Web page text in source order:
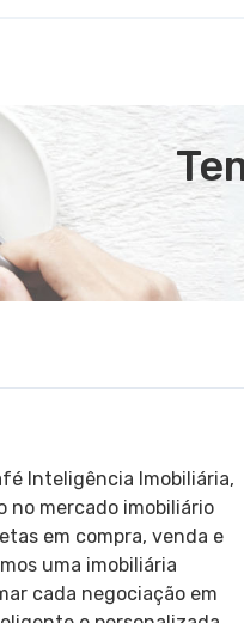
Inteligência Imobiliária,
no mercado imobiliário
em compra, venda e
uma imobiliária
cada negociação em